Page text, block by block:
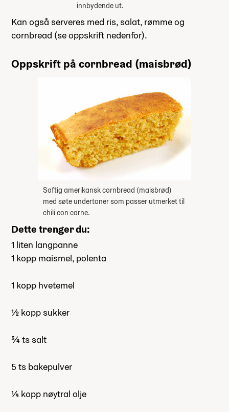
innbydende ut.
Kan også serveres med ris, salat, rømme og
cornbread (se oppskrift nedenfor).
Oppskrift på cornbread (maisbrød)
Saftig amerikansk cornbread (maisbrød)
med søte undertoner som passer utmerket til
chili con carne.
Dette trenger du:
1 liten langpanne
1 kopp maismel, polenta
1 kopp hvetemel
½ kopp sukker
¾ ts salt
5 ts bakepulver
¼ kopp nøytral olje